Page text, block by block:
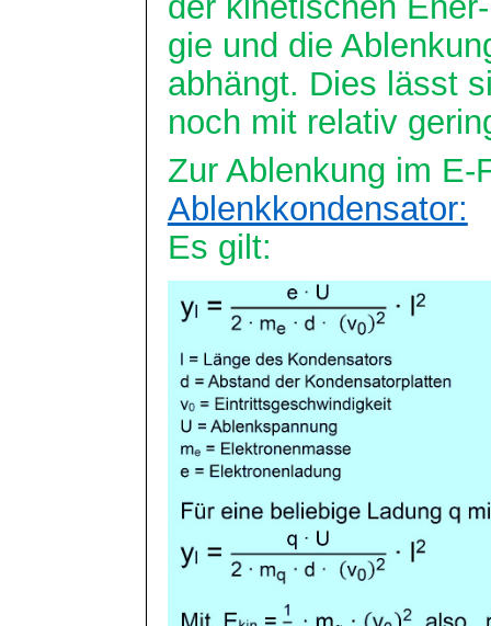
gie und die
abhängt. Dies lässt
noch mit relativ
Zur Ablenkung im
Ablenkkondensator:
Es gilt: